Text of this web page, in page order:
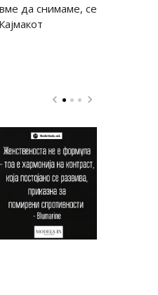
да снимаме, се